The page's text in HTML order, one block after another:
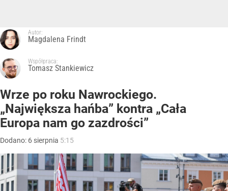
Autor:
Magdalena Frindt
Współpraca:
Tomasz Stankiewicz
Wrze po roku Nawrockiego.
„Największa hańba” kontra „Cała
Europa nam go zazdrości”
Dodano: 6 sierpnia 5:15